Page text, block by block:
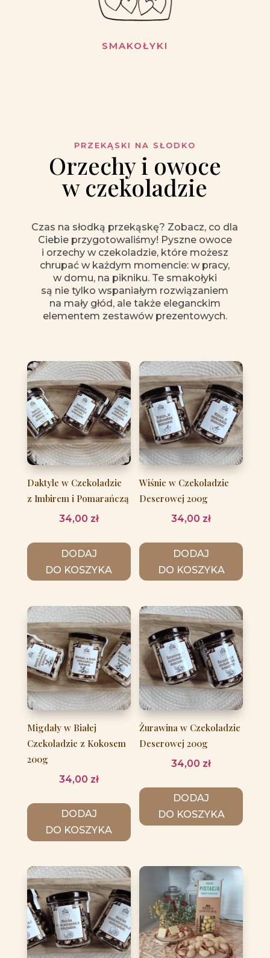
SMAKOŁYKI
PRZEKĄSKI NA SŁODKO
Orzechy i owoce
w czekoladzie
Czas na słodką przekąskę? Zobacz, co dla
Ciebie przygotowaliśmy! Pyszne owoce
i orzechy w czekoladzie, które możesz
chrupać w każdym momencie: w pracy,
w domu, na pikniku. Te smakołyki
są nie tylko wspaniałym rozwiązaniem
na mały głód, ale także eleganckim
elementem zestawów prezentowych.
Daktyle w Czekoladzie
z Imbirem i Pomarańczą
34,00 zł
DODAJ
DO KOSZYKA
Wiśnie w Czekoladzie
Deserowej 200g
34,00 zł
DODAJ
DO KOSZYKA
Migdały w Białej
Czekoladzie z Kokosem
200g
34,00 zł
DODAJ
DO KOSZYKA
Żurawina w Czekoladzie
Deserowej 200g
34,00 zł
DODAJ
DO KOSZYKA